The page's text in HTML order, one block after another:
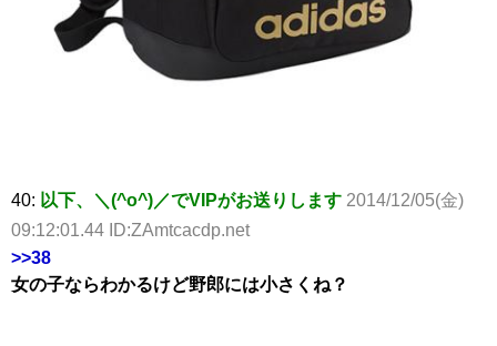
40: 以下、＼(^o^)／でVIPがお送りします 2014/12/05(金)
09:12:01.44 ID:ZAmtcacdp.net
>>38
女の子ならわかるけど野郎には小さくね？